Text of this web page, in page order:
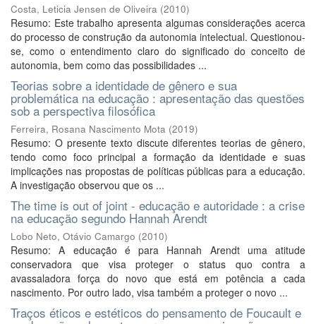
Costa, Leticia Jensen de Oliveira (2010)
Resumo: Este trabalho apresenta algumas considerações acerca
do processo de construção da autonomia intelectual. Questionou-
se, como o entendimento claro do significado do conceito de
autonomia, bem como das possibilidades ...
Teorias sobre a identidade de gênero e sua
problemática na educação : apresentação das questões
sob a perspectiva filosófica
Ferreira, Rosana Nascimento Mota (2019)
Resumo: O presente texto discute diferentes teorias de gênero,
tendo como foco principal a formação da identidade e suas
implicações nas propostas de políticas públicas para a educação.
A investigação observou que os ...
The time is out of joint - educação e autoridade : a crise
na educação segundo Hannah Arendt
Lobo Neto, Otávio Camargo (2010)
Resumo: A educação é para Hannah Arendt uma atitude
conservadora que visa proteger o status quo contra a
avassaladora força do novo que está em potência a cada
nascimento. Por outro lado, visa também a proteger o novo ...
Traços éticos e estéticos do pensamento de Foucault e